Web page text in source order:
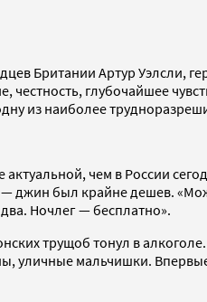
Британии Артур Уэлсли,
глубочайшее
из наиболее
чем в России
джин был крайне дешев.
Ночлег — бесплатно».
трущоб тонул в
мальчишки.